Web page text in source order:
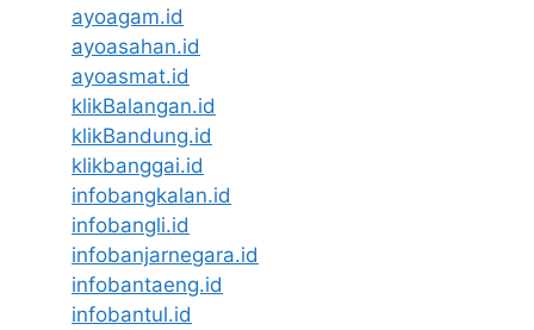
ayoagam.id
ayoasahan.id
ayoasmat.id
klikBalangan.id
klikBandung.id
klikbanggai.id
infobangkalan.id
infobangli.id
infobanjarnegara.id
infobantaeng.id
infobantul.id